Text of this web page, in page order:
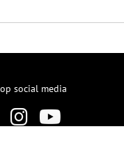
social media